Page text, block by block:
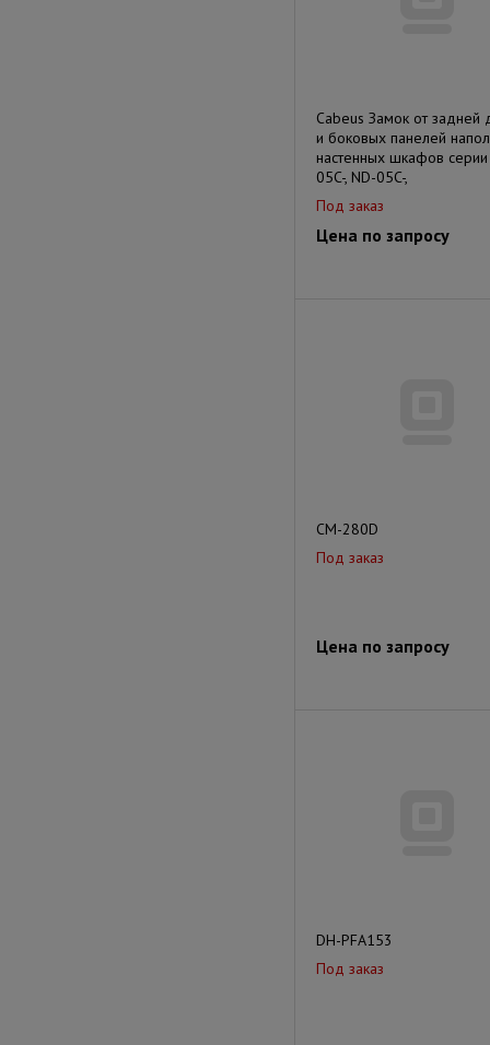
Cabeus Замок от задней
и боковых панелей
настенных шкафов
05C-, ND-05C-,
Под заказ
Цена по запросу
CM-280D
Под заказ
Цена по запросу
DH-PFA153
Под заказ